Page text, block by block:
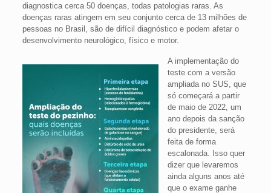
diagnostica cerca 50 doenças, todas patologias raras. As
doenças raras atingem em seu conjunto cerca de 13 milhões de
pessoas no Brasil, são de difícil diagnóstico e podem afetar o
desenvolvimento neurológico, físico e motor.
A implementação do
teste com a versão
ampliada no SUS, que
só começará a partir
de maio de 2022, um
ano depois da sanção
do presidente, será
feita de forma
escalonada. Isso quer
dizer que levaremos
ainda alguns anos até
que o exame ganhe